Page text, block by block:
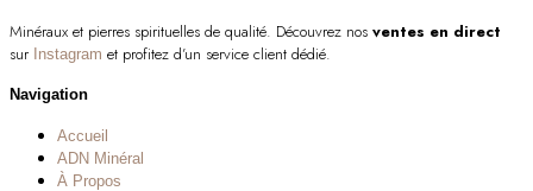
Minéraux et pierres spirituelles de qualité. Découvrez nos ventes en direct
sur Instagram et profitez d’un service client dédié.
Navigation
Accueil
ADN Minéral
À Propos